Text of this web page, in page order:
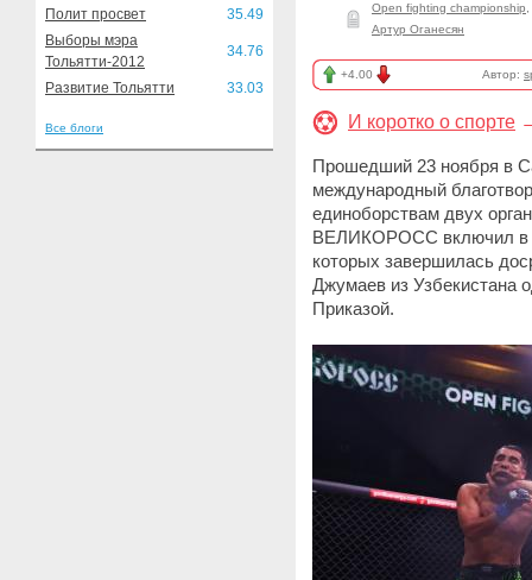
Полит просвет
35.49
Выборы мэра
Тольятти-2012
34.76
Развитие Тольятти 33.03
Все блоги
Open fighting championship
Артур Оганесян
+4.00 Автор:
И коротко о спорте
Прошедший 23 ноября в
международный
единоборствам двух
ВЕЛИКОРОСС включил в
которых завершилась
Джумаев из Узбекистана
Приказой.